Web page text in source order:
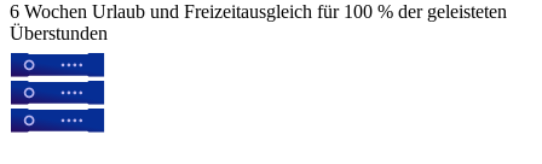
6 Wochen Urlaub und Freizeitausgleich für 100 % der geleisteten
Überstunden